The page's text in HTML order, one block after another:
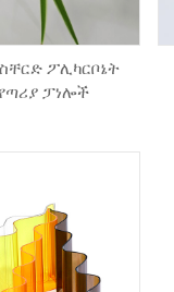
ፖሊካርቦኔት
ፓነሎች